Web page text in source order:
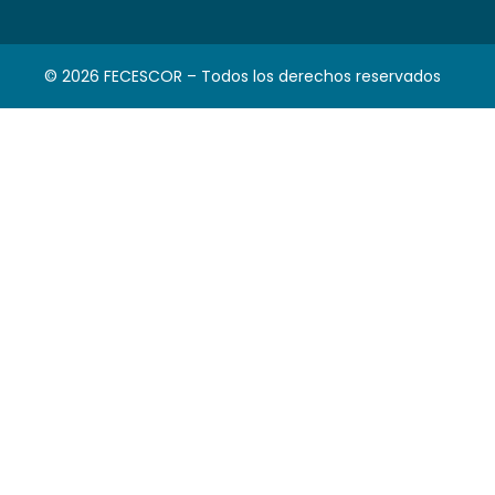
© 2026 FECESCOR – Todos los derechos reservados